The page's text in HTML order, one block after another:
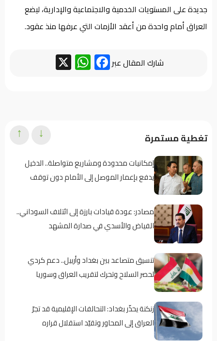
جديدة على المستويات الخدمية والاجتماعية والإدارية، ليضع
العراق أمام واحدة من أعقد الأزمات التي عرفها منذ عقود.
شارك المقال عبر Facebook
WhatsApp
تغطية مستمرة
إمكانيات محدودة ومشاريع متواصلة.. الدخيل
يدفع بإعمار الموصل إلى الأمام دون توقف
مصادر: عودة قيادات بارزة إلى ائتلاف السوداني..
الفياض والأسدي في صدارة المشهد
تنسيق متصاعد بين بغداد وأربيل.. دعم كردي
لحصر السلاح وتحرك لتقريب العراق وسوريا
زنكنة يحذّر بغداد: التحالفات الإقليمية قد تجرّ
العراق إلى المحاور وتقيّد استقلال قراره
↓
↑